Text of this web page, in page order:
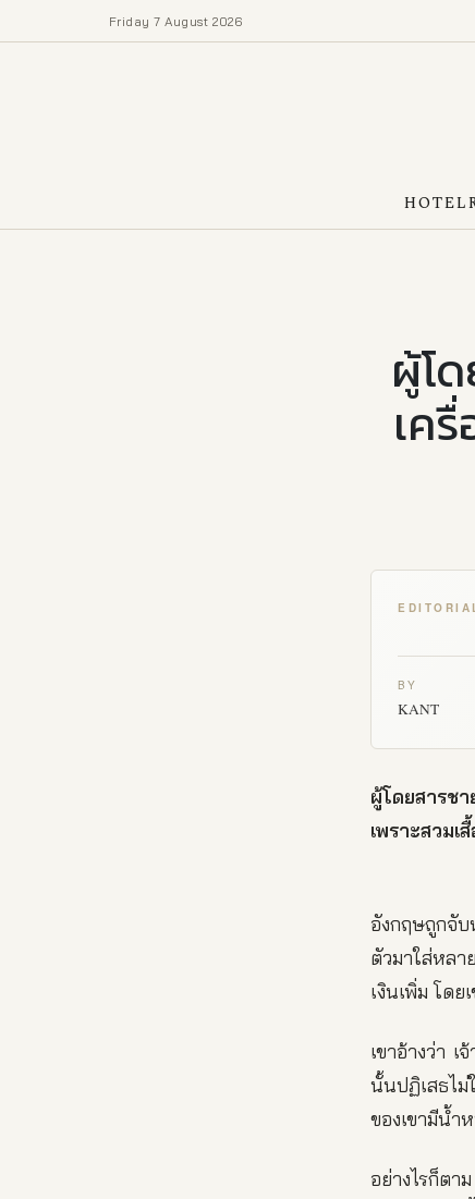
Friday 7 August 2026
HOTEL
ผู้โ
เค
BY
KANT
ผู้โดยสารช
เพราะสวมเ
อังกฤษถูกจั
ตัวมาใส่หลา
เงินเพิ่ม โดย
เขาอ้างว่า
นั้นปฏิเสธไม่
ของเขามีน้ำ
อย่างไรก็ต